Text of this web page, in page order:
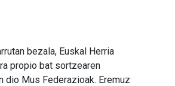
bezala, Euskal Herria
propio bat sortzearen
dio Mus Federazioak. Eremuz